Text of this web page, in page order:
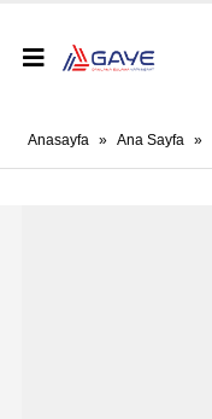
Anasayfa » Ana Sayfa »